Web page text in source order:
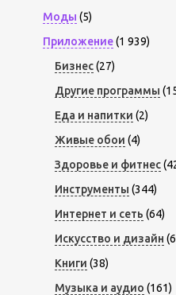
Моды (5)
Приложение(1 939)
Бизнес(27)
Другие программы
Еда и напитки (2)
Живые обои (4)
Здоровье и фитнес
Инструменты (344)
Интернет и сеть (64)
Искусство и дизайн
Книги (38)
Музыка и аудио (161)